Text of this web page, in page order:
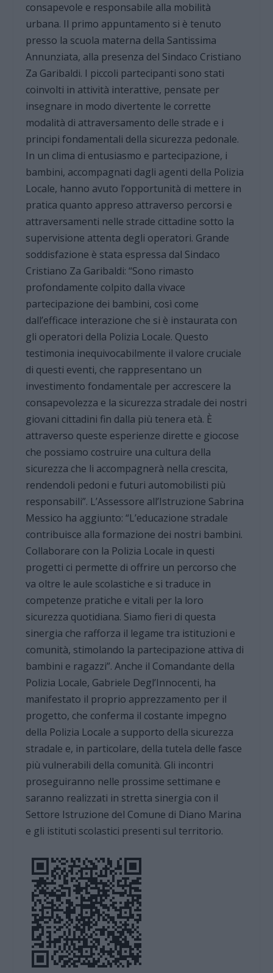
consapevole e responsabile alla mobilità
urbana. Il primo appuntamento si è tenuto
presso la scuola materna della Santissima
Annunziata, alla presenza del Sindaco Cristiano
Za Garibaldi. I piccoli partecipanti sono stati
coinvolti in attività interattive, pensate per
insegnare in modo divertente le corrette
modalità di attraversamento delle strade e i
principi fondamentali della sicurezza pedonale.
In un clima di entusiasmo e partecipazione, i
bambini, accompagnati dagli agenti della Polizia
Locale, hanno avuto l’opportunità di mettere in
pratica quanto appreso attraverso percorsi e
attraversamenti nelle strade cittadine sotto la
supervisione attenta degli operatori. Grande
soddisfazione è stata espressa dal Sindaco
Cristiano Za Garibaldi: “Sono rimasto
profondamente colpito dalla vivace
partecipazione dei bambini, così come
dall’efficace interazione che si è instaurata con
gli operatori della Polizia Locale. Questo
testimonia inequivocabilmente il valore cruciale
di questi eventi, che rappresentano un
investimento fondamentale per accrescere la
consapevolezza e la sicurezza stradale dei nostri
giovani cittadini fin dalla più tenera età. È
attraverso queste esperienze dirette e giocose
che possiamo costruire una cultura della
sicurezza che li accompagnerà nella crescita,
rendendoli pedoni e futuri automobilisti più
responsabili”. L’Assessore all’Istruzione Sabrina
Messico ha aggiunto: “L’educazione stradale
contribuisce alla formazione dei nostri bambini.
Collaborare con la Polizia Locale in questi
progetti ci permette di offrire un percorso che
va oltre le aule scolastiche e si traduce in
competenze pratiche e vitali per la loro
sicurezza quotidiana. Siamo fieri di questa
sinergia che rafforza il legame tra istituzioni e
comunità, stimolando la partecipazione attiva di
bambini e ragazzi”. Anche il Comandante della
Polizia Locale, Gabriele Degl’Innocenti, ha
manifestato il proprio apprezzamento per il
progetto, che conferma il costante impegno
della Polizia Locale a supporto della sicurezza
stradale e, in particolare, della tutela delle fasce
più vulnerabili della comunità. Gli incontri
proseguiranno nelle prossime settimane e
saranno realizzati in stretta sinergia con il
Settore Istruzione del Comune di Diano Marina
e gli istituti scolastici presenti sul territorio.